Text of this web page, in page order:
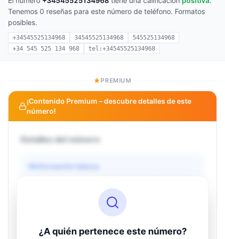
Tenemos 0 reseñas para este número de teléfono. Formatos
posibles.
+34545525134968 34545525134968
545525134968
+34 545 525 134 968
tel:+34545525134968
PREMIUM
¡Contenido Premium – descubre detalles de este
número!
Detalles del número
Información básica
¿A quién pertenece este número?